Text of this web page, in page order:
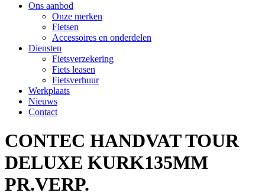
Ons aanbod
Onze merken
Fietsen
Accessoires en onderdelen
Diensten
Fietsverzekering
Fiets leasen
Fietsverhuur
Werkplaats
Nieuws
Contact
CONTEC HANDVAT TOUR
DELUXE KURK135MM
PR.VERP.